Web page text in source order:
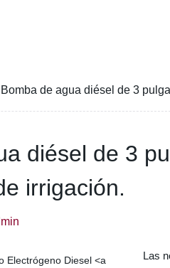
Bomba de agua diésel de 3
diésel de 3
irrigación.
Las